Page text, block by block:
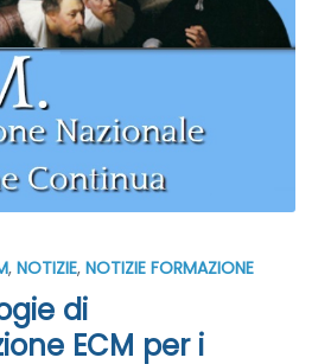
, NOTIZIE, NOTIZIE FORMAZIONE
di
ECM per i